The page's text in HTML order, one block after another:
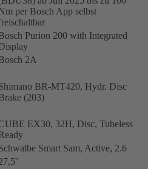
per Bosch App selbst
Purion 200 with Integrated
2A
BR-MT420, Hydr. Disc
(203)
EX30, 32H, Disc, Tubeless
Smart Sam, Active, 2.6